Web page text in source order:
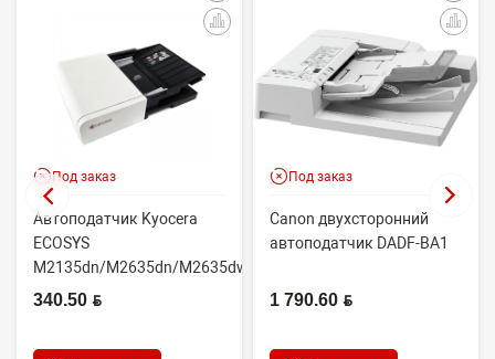
Под заказ
Автоподатчик Kyocera
ECOSYS
M2135dn/M2635dn/M2635dw/M2735dw
(OEM) 302S093010
340.50 BYN
Под заказ
Canon двухсторонний
автоподатчик DADF-BA1
1 790.60 BYN